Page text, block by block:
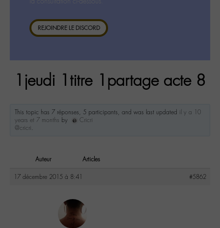
REJOINDRE LE DISCORD
1jeudi 1titre 1partage acte 8
This topic has 7 réponses, 5 participants, and was last updated il y a 10
years et 7 months by
Cricri
@cricri.
Auteur Articles
17 décembre 2015 à 8:41 #5862